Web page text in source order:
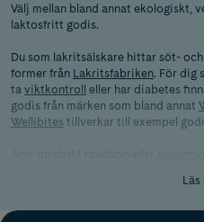
Välj mellan bland annat ekologiskt,
laktosfritt godis.
Du som lakritsälskare hittar söt-
former från Lakritsfabriken. För dig
ta viktkontroll eller har diabetes
godis från märken som bland annat
Wellibites tillverkar till exempel
torkad Läs